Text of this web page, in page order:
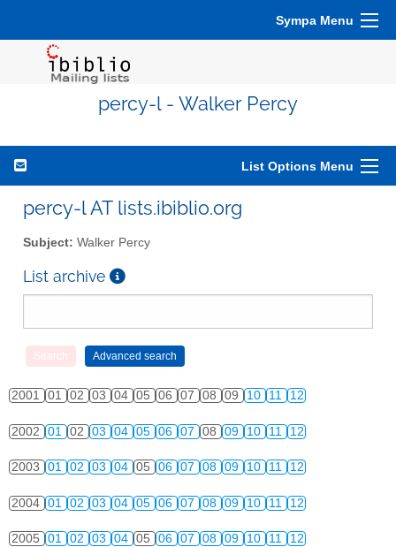
Sympa Menu
percy-l - Walker Percy
List Options Menu
percy-l AT lists.ibiblio.org
Subject: Walker Percy
List archive
2001 01 02 03 04 05 06 07 08 09 10 11 12
2002 01 02 03 04 05 06 07 08 09 10 11 12
2003 01 02 03 04 05 06 07 08 09 10 11 12
2004 01 02 03 04 05 06 07 08 09 10 11 12
2005 01 02 03 04 05 06 07 08 09 10 11 12